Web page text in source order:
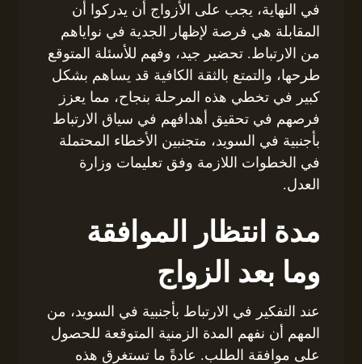
في النهاية، يجب على الأزواج أن يدركوا أن
المقابلة هي فرصة لإظهار الجدية في نواياهم
من الارتباط. تحضير جيد، وفهم للأسئلة المتوقع
طرحها، والتمتع بالثقة الكافية قد يساهم بشكل
كبير في تخطي هذه المرحلة بنجاح، مما يعزز
فرصهم في تحقيق أهدافهم في سياق الارتباط
بأجنبية في السويد، متجنبين الأخطاء المحتملة
في الخطوات اللازمة وفق تعليمات وزارة
العدل.
مدة انتظار الموافقة
وما بعد الزواج
عند التفكير في الارتباط بأجنبية في السويد، من
المهم أن نفهم المدة الزمنية المتوقعة للحصول
على موافقة الطلب. عادةً ما تستغرق هذه